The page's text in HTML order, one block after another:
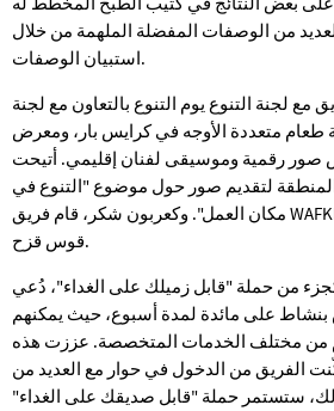
من الوصفات المفضلة الملهمة من خلال
استبيان الوصفات.
مع لجنة التنوع يوم التنوع بالتعاون مع لجنة
طعام متعددة الأوجه في كرايس بار، ومعرض
صور رقمية وموسيقى لفنان إقليمي. أتيحت
لتقديم صور حول موضوع "التنوع في
مكان العمل". وكعربون شكر، قام فريق WAFKB بتوزيع قمصان وملصقات
قوس قزح.
من حملة "قابل زميلك على الغداء"، دُعي
على مائدة لمدة أسبوع، حيث يمكنهم
من مختلف الخدمات المتخصصة. عززت هذه
الفريق من الدخول في حوار مع العديد من
ستستمر حملة "قابل صديقك على الغداء"